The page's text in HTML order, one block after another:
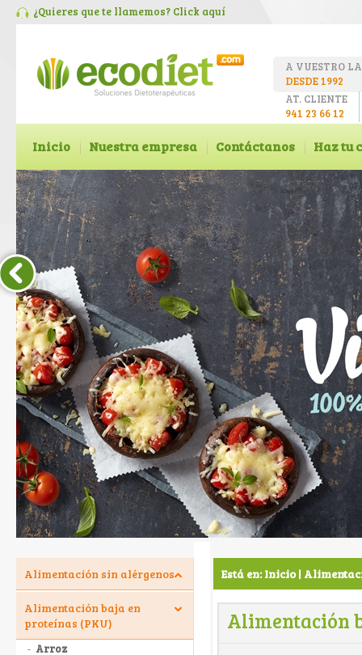
¿Quieres que te llamemos? Click aquí
A VUESTRO
DESDE 1992
AT. CLIENTE
941 23 66 12
Inicio Nuestra empresa Contáctanos Haz tu
Alimentación sin alérgenos
Alimentación baja en
proteínas (PKU)
Arroz
Está en:Inicio|
Alimentación